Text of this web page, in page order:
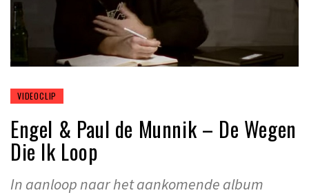
VIDEOCLIP
Engel & Paul de Munnik – De Wegen
Die Ik Loop
In aanloop naar het aankomende album